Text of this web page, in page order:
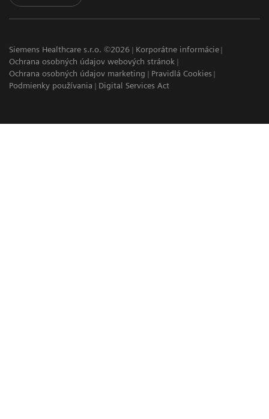
Siemens Healthcare s.r.o. ©2026
Korporátne informácie
Ochrana osobných údajov webových stránok
Ochrana osobných údajov marketing
Pravidlá Cookies
Podmienky používania
Digital Services Act